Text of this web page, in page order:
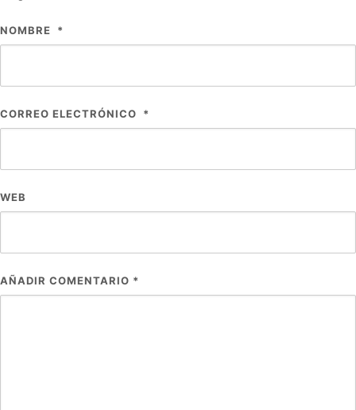
NOMBRE *
CORREO ELECTRÓNICO *
WEB
AÑADIR COMENTARIO *